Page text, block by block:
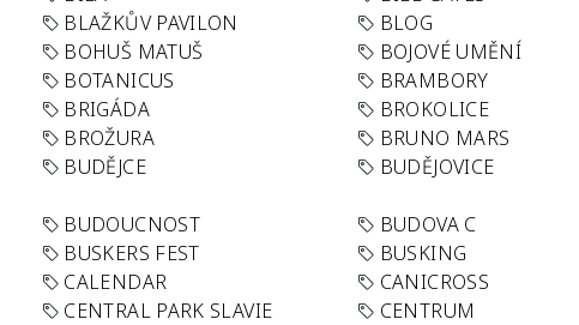
BLAŽKŮV PAVILON BLOG
BOHUŠ MATUŠ BOJOVÉ UMĚNÍ
BOTANICUS BRAMBORY
BRIGÁDA BROKOLICE
BROŽURA BRUNO MARS
BUDĚJCE BUDĚJOVICE
BUDOUCNOST BUDOVA C
BUSKERS FEST BUSKING
CALENDAR CANICROSS
CENTRAL PARK SLAVIE CENTRUM